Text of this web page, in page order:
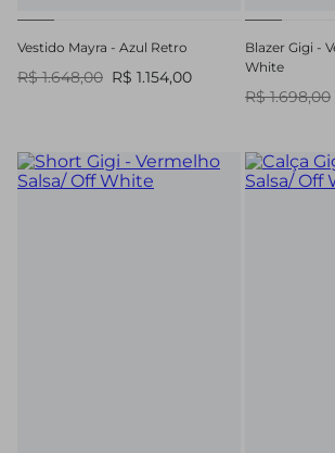
Vestido Mayra - Azul Retro
R$ 1.648,00 R$ 1.154,00
Blazer Gigi -
White
R$ 1.698,00